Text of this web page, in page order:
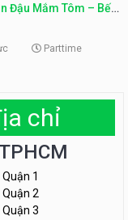
Đậu Mắm Tôm – Bếp
Parttime
chỉ
Quận 1
Quận 2
Quận 3